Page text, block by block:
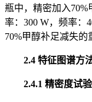
瓶中，精密加入70%
率：300 W，频率：
70%甲醇补足减失的
2.4 特征图谱方
2.4.1 精密度试验